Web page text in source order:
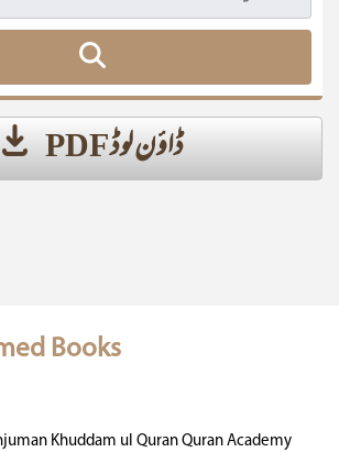
ڈاؤن لوڈ PDF
Books
Khuddam ul Quran Quran Academy